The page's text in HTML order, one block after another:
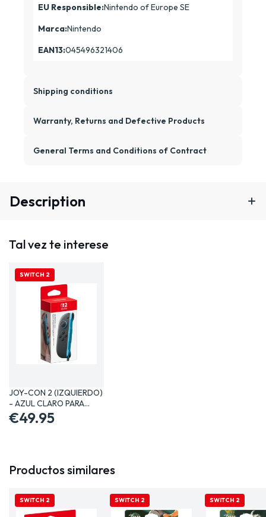
EU Responsible:Nintendo of Europe SE
Marca:Nintendo
EAN13:045496321406
Shipping conditions
Warranty, Returns and Defective Products
General Terms and Conditions of Contract
Description
Tal vez te interese
SWITCH 2
JOY-CON 2 (IZQUIERDO)
- AZUL CLARO PARA…
€49.95
Productos similares
SWITCH 2 SWITCH 2 SWITCH 2